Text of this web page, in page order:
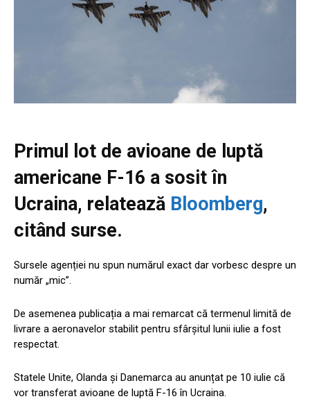
Primul lot de avioane de luptă
americane F-16 a sosit în
Ucraina, relatează Bloomberg,
citând surse.
Sursele agenției nu spun numărul exact dar vorbesc despre un
număr „mic”.
De asemenea publicația a mai remarcat că termenul limită de
livrare a aeronavelor stabilit pentru sfârșitul lunii iulie a fost
respectat.
Statele Unite, Olanda și Danemarca au anunțat pe 10 iulie că
vor transferat avioane de luptă F-16 în Ucraina.